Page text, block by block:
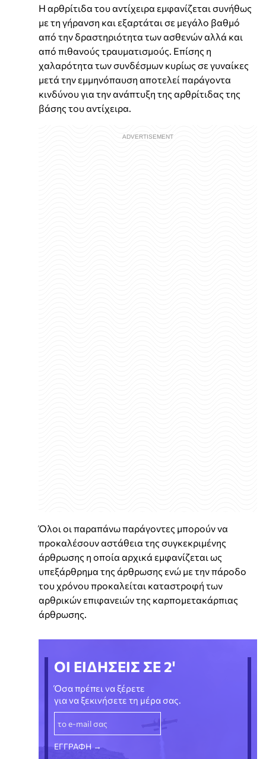
Η αρθρίτιδα του αντίχειρα εμφανίζεται συνήθως
με τη γήρανση και εξαρτάται σε μεγάλο βαθμό
από την δραστηριότητα των ασθενών αλλά και
από πιθανούς τραυματισμούς. Επίσης η
χαλαρότητα των συνδέσμων κυρίως σε γυναίκες
μετά την εμμηνόπαυση αποτελεί παράγοντα
κινδύνου για την ανάπτυξη της αρθρίτιδας της
βάσης του αντίχειρα.
Όλοι οι παραπάνω παράγοντες μπορούν να
προκαλέσουν αστάθεια της συγκεκριμένης
άρθρωσης η οποία αρχικά εμφανίζεται ως
υπεξάρθρημα της άρθρωσης ενώ με την πάροδο
του χρόνου προκαλείται καταστροφή των
αρθρικών επιφανειών της καρπομετακάρπιας
άρθρωσης.
ΟΙ ΕΙΔΗΣΕΙΣ ΣΕ 2'
Όσα πρέπει να ξέρετε
για να ξεκινήσετε τη μέρα σας.